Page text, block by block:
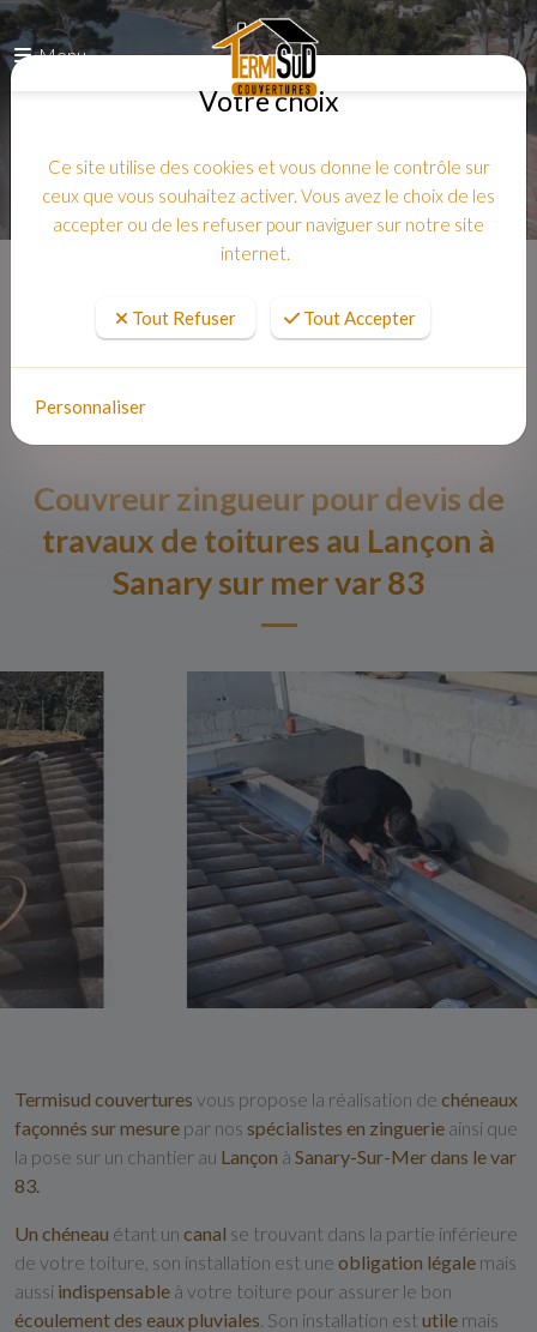
Menu
Couvreur zingueur pour devis de
travaux de toitures au Lançon à
Sanary sur mer var 83
Termisud couvertures vous propose la réalisation de chéneaux
façonnés sur mesure par nos spécialistes en zinguerie ainsi que
la pose sur un chantier au Lançon à Sanary-Sur-Mer dans le var
83.
Un chéneau étant un canal se trouvant dans la partie inférieure
de votre toiture, son installation est une obligation légale mais
aussi indispensable à votre toiture pour assurer le bon
écoulement des eaux pluviales . Son installation est utile mais
Votre choix
Ce site utilise des cookies et vous donne le contrôle sur
ceux que vous souhaitez activer. Vous avez le choix de les
accepter ou de les refuser pour naviguer sur notre site
internet.
Tout Refuser Tout Accepter
Personnaliser